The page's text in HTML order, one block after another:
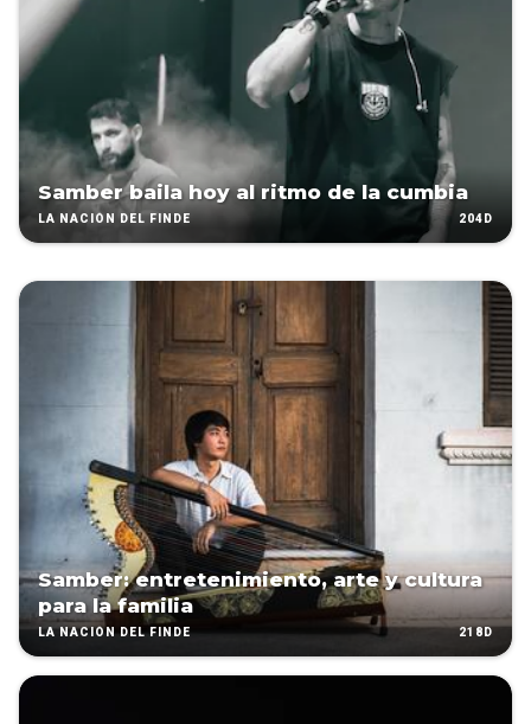
Samber baila hoy al ritmo de la cumbia
LA NACIÓN DEL FINDE 204D
Samber: entretenimiento, arte y cultura
para la familia
LA NACIÓN DEL FINDE 218D